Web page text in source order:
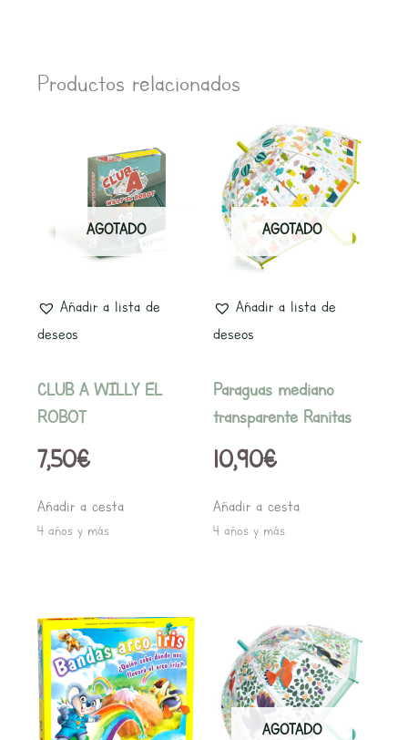
Productos relacionados
AGOTADO
Añadir a lista de
deseos
CLUB A WILLY EL
ROBOT
7,50€
Añadir a cesta
4 años y más
AGOTADO
Añadir a lista de
deseos
Paraguas mediano
transparente Ranitas
10,90€
Añadir a cesta
4 años y más
AGOTADO